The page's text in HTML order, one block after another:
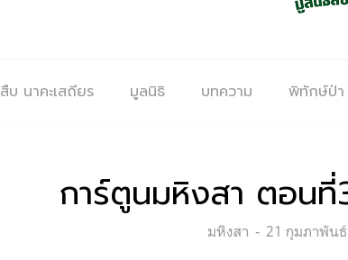
สืบ นาคะเสถียร มูลนิธิ บทความ พิทักษ์ป่า
การ์ตูนมหิงสา ตอนที่
Categories:
มหิงสา
Posted
21 กุมภาพัน